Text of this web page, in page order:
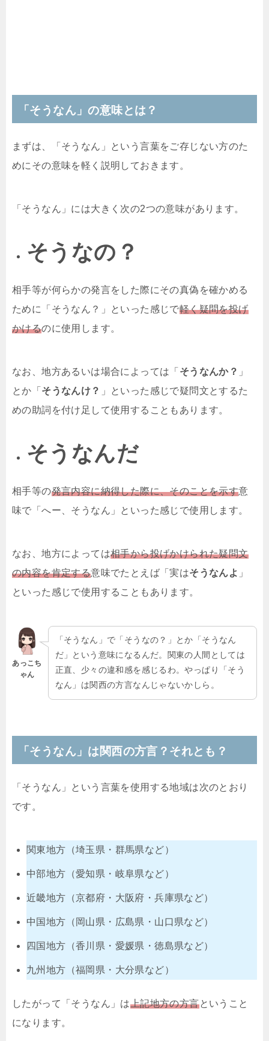
「そうなん」の意味とは？
まずは、「そうなん」という言葉をご存じない方のた
めにその意味を軽く説明しておきます。
「そうなん」には大きく次の2つの意味があります。
そうなの？
相手等が何らかの発言をした際にその真偽を確かめる
ために「そうなん？」といった感じで軽く疑問を投げ
かけるのに使用します。
なお、地方あるいは場合によっては「 そうなんか？ 」
とか「 そうなんけ？ 」といった感じで疑問文とするた
めの助詞を付け足して使用することもあります。
そうなんだ
相手等の発言内容に納得した際に、そのことを示す意
味で「へー、そうなん」といった感じで使用します。
なお、地方によっては相手から投げかけられた疑問文
の内容を肯定する意味でたとえば「実はそうなんよ 」
といった感じで使用することもあります。
あっこち
ゃん
「そうなん」で「そうなの？」とか「そうなん
だ」という意味になるんだ。関東の人間としては
正直、少々の違和感を感じるわ。やっぱり「そう
なん」は関西の方言なんじゃないかしら。
「そうなん」は関西の方言？それとも？
「そうなん」という言葉を使用する地域は次のとおり
です。
関東地方（埼玉県・群馬県など）
中部地方（愛知県・岐阜県など）
近畿地方（京都府・大阪府・兵庫県など）
中国地方（岡山県・広島県・山口県など）
四国地方（香川県・愛媛県・徳島県など）
九州地方（福岡県・大分県など）
したがって「そうなん」は上記地方の方言ということ
になります。